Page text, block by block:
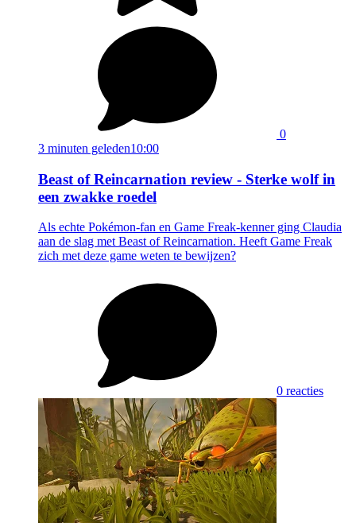
0
3 minuten geleden10:00
Beast of Reincarnation review - Sterke wolf in
een zwakke roedel
Als echte Pokémon-fan en Game Freak-kenner ging Claudia
aan de slag met Beast of Reincarnation. Heeft Game Freak
zich met deze game weten te bewijzen?
0 reacties